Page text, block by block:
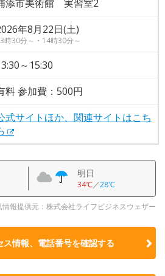
添市美術館 実習室2
年8月22日(土)
時30分～・14時30分～
～15:30
料 参加費：500円
式サイトほか、関連サイトはこち
明日
34℃／28℃
情報提供元：株式会社ライフビジネスウェザー
ス情報、電話番号を確認する